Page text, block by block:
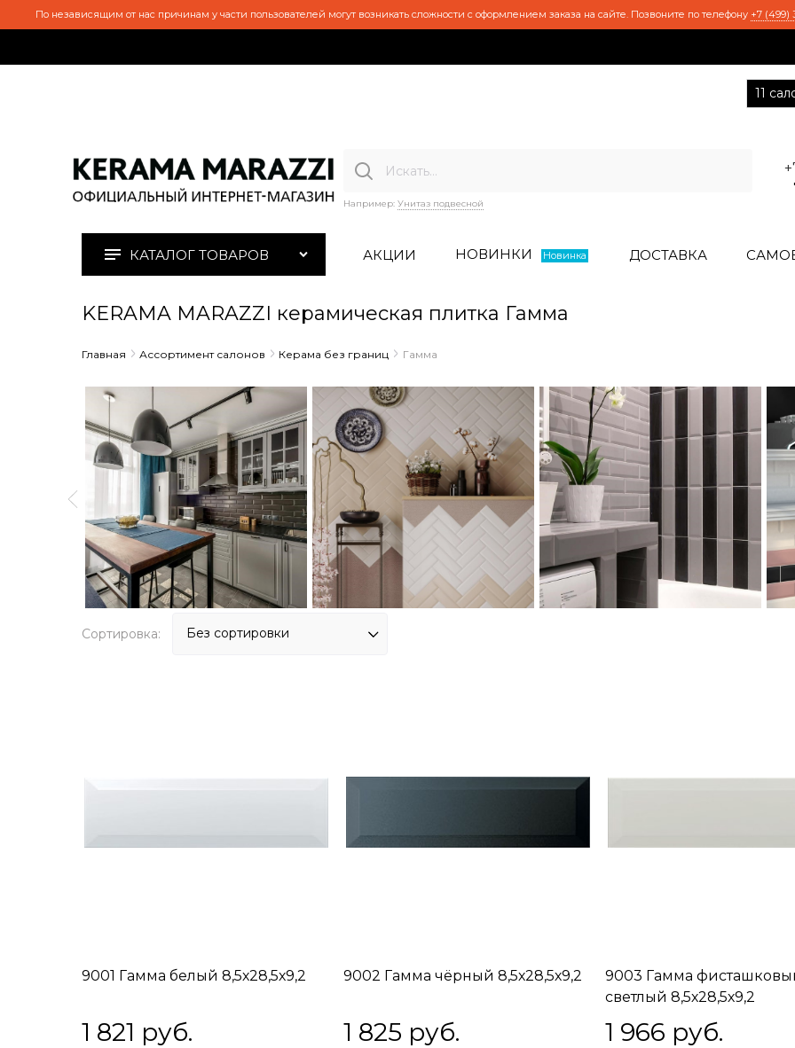
По независящим от нас причинам у части пользователей могут возникать сложности с оформлением заказа на сайте. Позвоните по телефону +7 (499)
11
Например: Унитаз подвесной
КАТАЛОГ ТОВАРОВ АКЦИИ НОВИНКИ Новинка ДОСТАВКА
KERAMA MARAZZI керамическая плитка Гамма
Главная Ассортимент салонов Керама без границ Гамма
Сортировка:
9001 Гамма белый 8,5х28,5х9,2
1 821 руб.
9002 Гамма чёрный 8,5х28,5х9,2
1 825 руб.
9003 Гамма
светлый 8,5х28,5х9,2
1 966 руб.